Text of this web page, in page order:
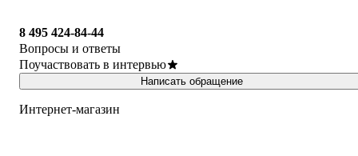
8 495 424-84-44
Вопросы и ответы
Поучаствовать в интервью
Написать обращение
Интернет-магазин